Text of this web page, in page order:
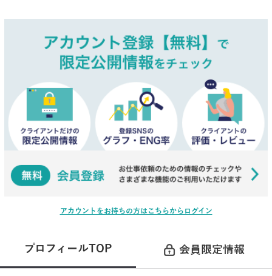
アカウントをお持ちの方はこちらからログイン
プロフィールTOP 会員限定情報